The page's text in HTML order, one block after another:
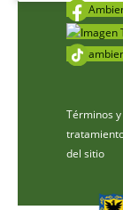
Términos
del sitio